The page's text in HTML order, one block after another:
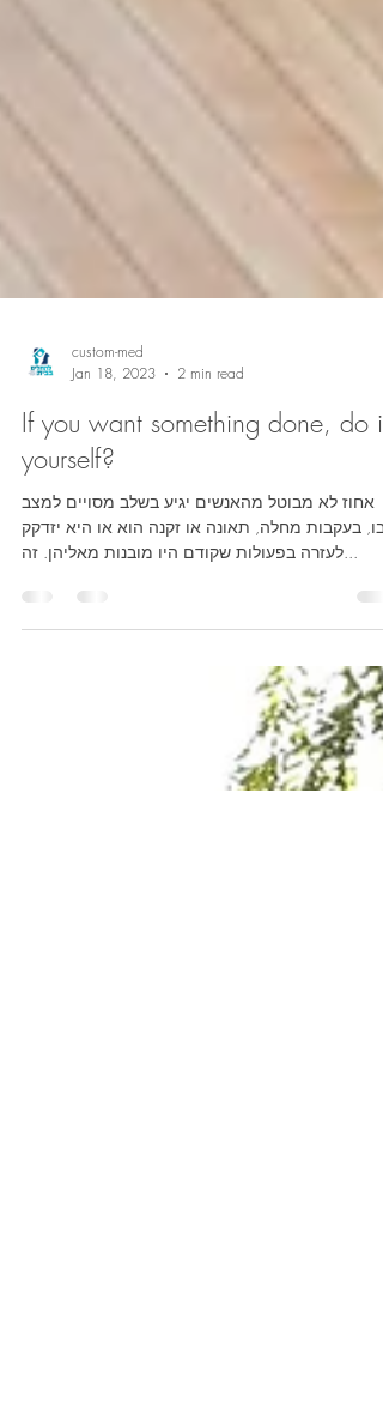
Jan 18, 2023
2 min read
If you want something done, do it
yourself?
אחוז לא מבוטל מהאנשים יגיע בשלב מסויים למצב
לעזרה בפעולות שקודם היו מובנות מאליהן. זה...